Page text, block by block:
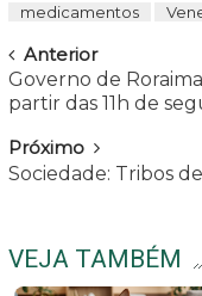
medicamentos
Navegar
Anterior
Governo de
partir das 11h de
Próximo
Sociedade: Tribos
VEJA TAMBÉM